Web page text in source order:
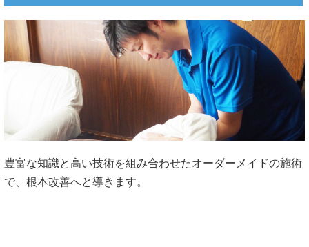
豊富な知識と高い技術を組み合わせたオーダーメイドの施術
で、根本改善へと導きます。